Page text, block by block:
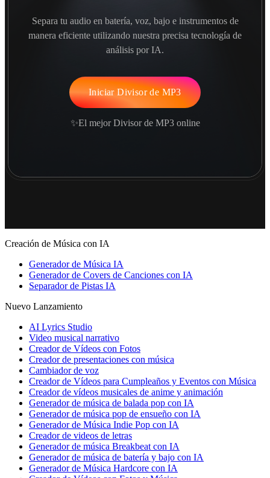
Separa tu audio en batería, voz, bajo e instrumentos de
manera eficiente utilizando nuestra precisa tecnología de
análisis por IA.
Iniciar Divisor de MP3
✨El mejor Divisor de MP3 online
Creación de Música con IA
Generador de Música IA
Generador de Covers de Canciones con IA
Separador de Pistas IA
Nuevo Lanzamiento
AI Lyrics Studio
Video musical narrativo
Creador de Vídeos con Fotos
Creador de presentaciones con música
Cambiador de voz
Creador de Vídeos para Cumpleaños y Eventos con Música
Creador de vídeos musicales de anime y animación
Generador de música de balada pop con IA
Generador de música pop de ensueño con IA
Generador de Música Indie Pop con IA
Creador de videos de letras
Generador de música Breakbeat con IA
Generador de música de batería y bajo con IA
Generador de Música Hardcore con IA